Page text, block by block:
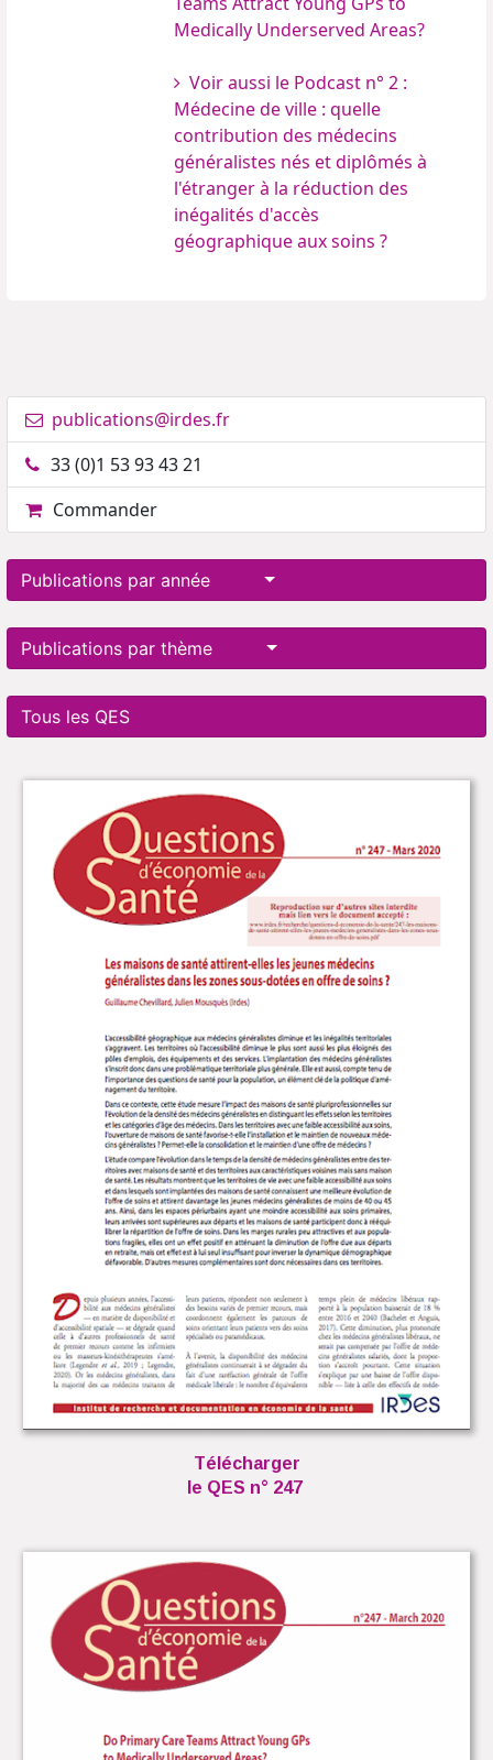
Medically Underserved Areas?
Voir aussi le Podcast n° 2 :
Médecine de ville : quelle
contribution des médecins
généralistes nés et diplômés à
l'étranger à la réduction des
inégalités d'accès
géographique aux soins ?
publications@irdes.fr
33 (0)1 53 93 43 21
Commander
Publications par année
Publications par thème
Tous les QES
Télécharger
le QES n° 247